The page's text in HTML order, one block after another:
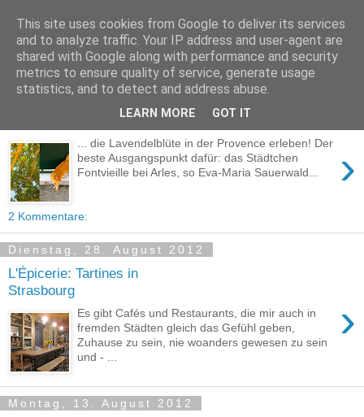
the ribbon dog
Sonntag, 23. September 2012
Einmal im Leben ...
›
... die Lavendelblüte in der Provence erleben! Der
beste Ausgangspunkt dafür: das Städtchen
Fontvieille bei Arles, so Eva-Maria Sauerwald...
2 Kommentare:
Dienstag, 28. August 2012
L'Épicerie: Tartines in
Strasbourg
›
Es gibt Cafés und Restaurants, die mir auch in
fremden Städten gleich das Gefühl geben,
Zuhause zu sein, nie woanders gewesen zu sein
und - ...
Montag, 13. August 2012
This site uses cookies from Google to deliver its services
and to analyze traffic. Your IP address and user-agent are
shared with Google along with performance and security
metrics to ensure quality of service, generate usage
statistics, and to detect and address abuse.
LEARN MORE GOT IT